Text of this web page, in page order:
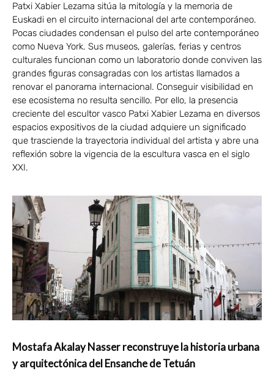
Patxi Xabier Lezama sitúa la mitología y la memoria de
Euskadi en el circuito internacional del arte contemporáneo.
Pocas ciudades condensan el pulso del arte contemporáneo
como Nueva York. Sus museos, galerías, ferias y centros
culturales funcionan como un laboratorio donde conviven las
grandes figuras consagradas con los artistas llamados a
renovar el panorama internacional. Conseguir visibilidad en
ese ecosistema no resulta sencillo. Por ello, la presencia
creciente del escultor vasco Patxi Xabier Lezama en diversos
espacios expositivos de la ciudad adquiere un significado
que trasciende la trayectoria individual del artista y abre una
reflexión sobre la vigencia de la escultura vasca en el siglo
XXI.
Mostafa Akalay Nasser reconstruye la historia urbana
y arquitectónica del Ensanche de Tetuán